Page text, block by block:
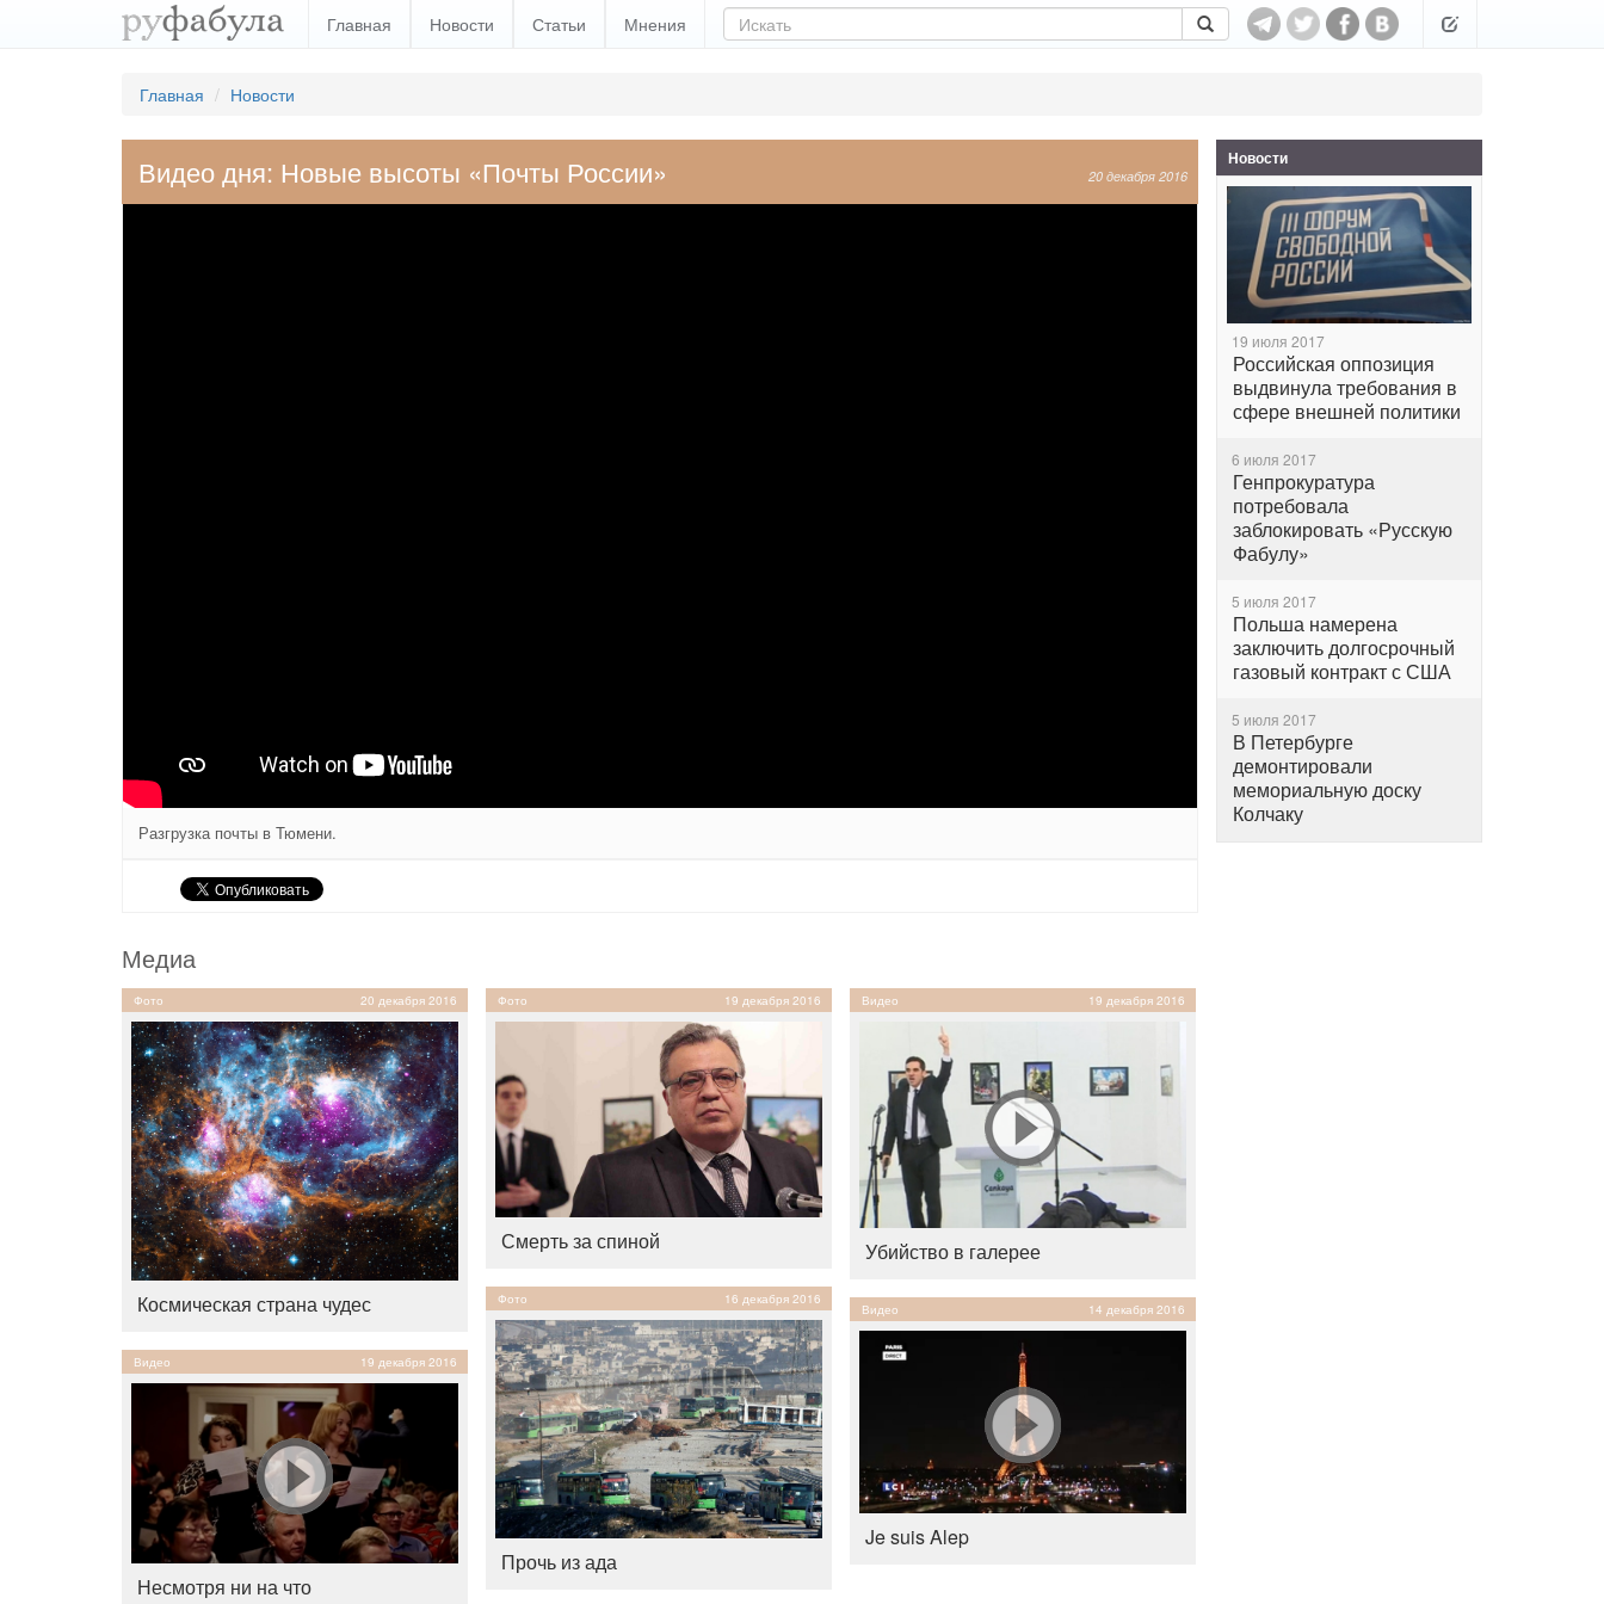
Главная Новости Статьи Мнения
Главная Новости
20 декабря 2016
Видео дня: Новые высоты «Почты России»
Разгрузка почты в Тюмени.
Новости
19 июля 2017
Российская оппозиция
выдвинула требования в
сфере внешней политики
6 июля 2017
Генпрокуратура
потребовала
заблокировать «Русскую
Фабулу»
5 июля 2017
Польша намерена
заключить долгосрочный
газовый контракт с США
5 июля 2017
В Петербурге
демонтировали
мемориальную доску
Колчаку
Медиа
Фото 20 декабря 2016
Космическая страна чудес
Видео 19 декабря 2016
Несмотря ни на что
Фото 19 декабря 2016
Смерть за спиной
Фото 16 декабря 2016
Прочь из ада
Видео 19 декабря 2016
Убийство в галерее
Видео 14 декабря 2016
Je suis Alep